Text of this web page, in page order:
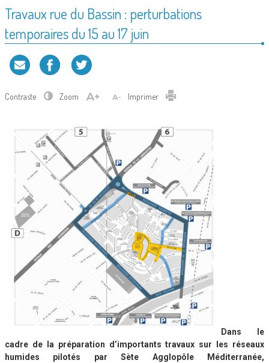
Travaux rue du Bassin : perturbations
temporaires du 15 au 17 juin
Contraste Zoom Imprimer
Dans le
cadre de la préparation d’importants travaux sur les réseaux
humides pilotés par Sète Agglopôle Méditerranée,